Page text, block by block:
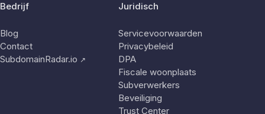
Bedrijf
Blog
Contact
SubdomainRadar.io ↗
Juridisch
Servicevoorwaarden
Privacybeleid
DPA
Fiscale woonplaats
Subverwerkers
Beveiliging
Trust Center